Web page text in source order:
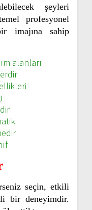
şeyleri
profesyonel
imajına sahip
alanları
seçin, etkili
bir deneyimdir.